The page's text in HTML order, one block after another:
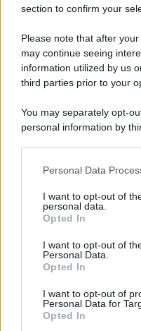
section to confirm your
Please note that after
may continue seeing
information utilized by us
third parties prior to your
You may separately opt-
personal information by
This information may also
disclose it to other third
Please note that this
services and may gather
not limited to your visit or
grant or deny consent to
consent section.
Personal Data
I want to opt-out of
personal data.
Opted In
I want to opt-out of
Personal Data.
Opted In
I want to opt-out of
Personal Data for
Opted In
Motors Magazine 365
Home Magazine 365
Cineverse Magazine
Investieren24
News Hub UK
Lgbtq News